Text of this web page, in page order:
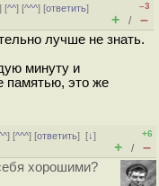
] [^^] [^^^] [ответить]
–3
+ / –
лучше не знать.
минуту и
памятью, это же
] [^^^] [ответить][↓]
+6
+ / –
хорошими?